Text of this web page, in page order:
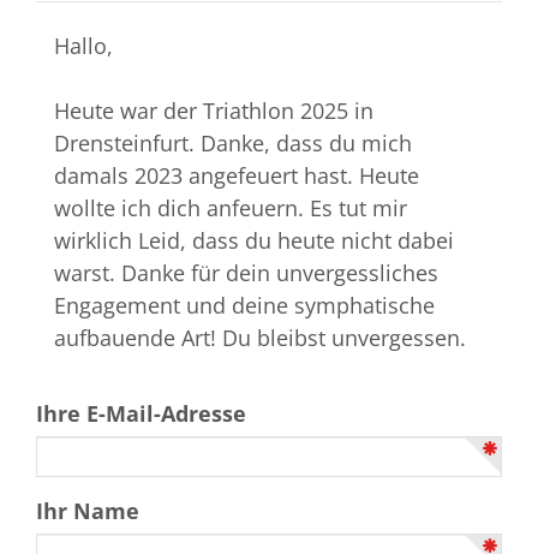
Hallo,
Heute war der Triathlon 2025 in
Drensteinfurt. Danke, dass du mich
damals 2023 angefeuert hast. Heute
wollte ich dich anfeuern. Es tut mir
wirklich Leid, dass du heute nicht dabei
warst. Danke für dein unvergessliches
Engagement und deine symphatische
aufbauende Art! Du bleibst unvergessen.
Ihre E-Mail-Adresse
Ihr Name